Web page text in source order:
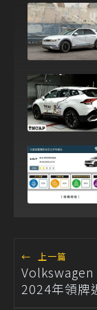
← 上一篇
2024年領牌